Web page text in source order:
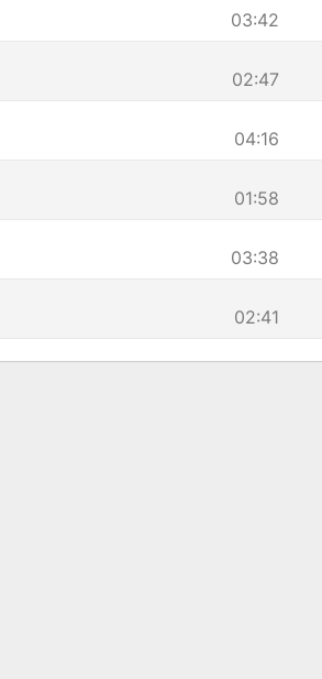
03:42
02:47
04:16
01:58
03:38
02:41